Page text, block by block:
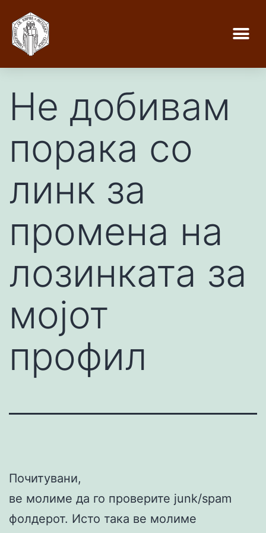
Не добивам
порака со
линк за
промена на
лозинката за
мојот
профил
Почитувани,
ве молиме да го проверите junk/spam
фолдерот. Исто така ве молиме